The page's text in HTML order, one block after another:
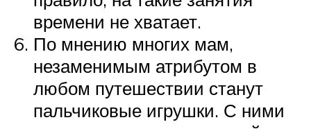
времени не хватает.
По мнению многих мам,
незаменимым атрибутом в
любом путешествии станут
пальчиковые игрушки. С ними